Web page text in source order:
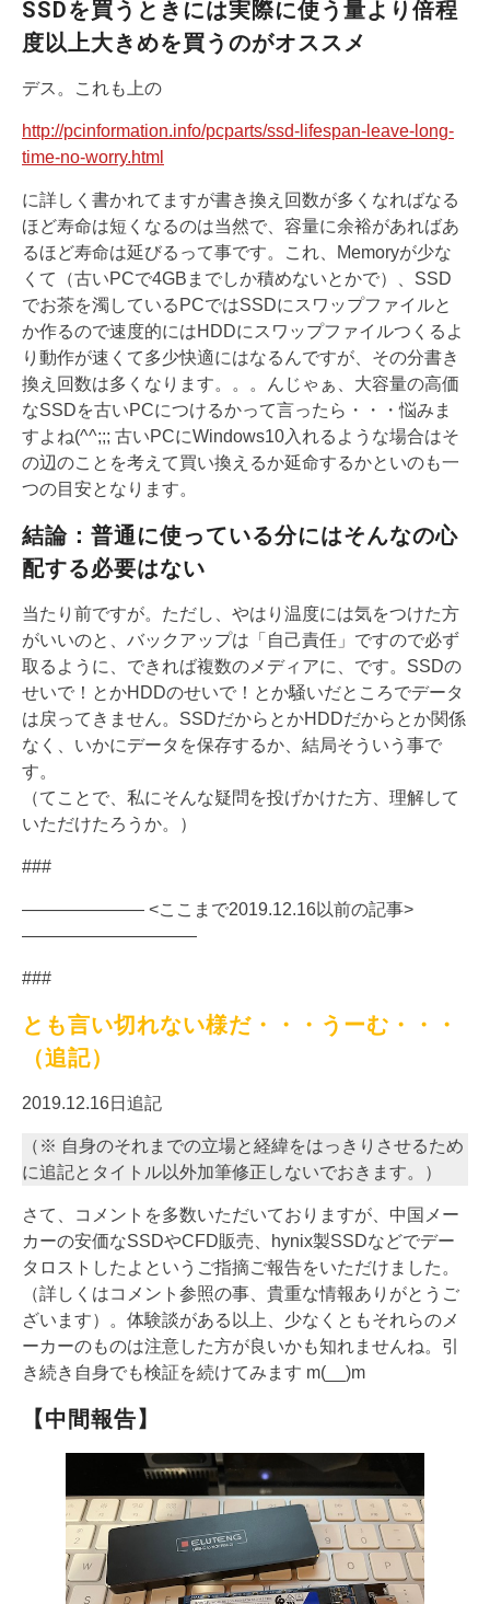
SSDを買うときには実際に使う量より倍程
度以上大きめを買うのがオススメ
デス。これも上の
http://pcinformation.info/pcparts/ssd-lifespan-leave-long-
time-no-worry.html
に詳しく書かれてますが書き換え回数が多くなればなる
ほど寿命は短くなるのは当然で、容量に余裕があればあ
るほど寿命は延びるって事です。これ、Memoryが少な
くて（古いPCで4GBまでしか積めないとかで）、SSD
でお茶を濁しているPCではSSDにスワップファイルと
か作るので速度的にはHDDにスワップファイルつくるよ
り動作が速くて多少快適にはなるんですが、その分書き
換え回数は多くなります。。。んじゃぁ、大容量の高価
なSSDを古いPCにつけるかって言ったら・・・悩みま
すよね(^^;;; 古いPCにWindows10入れるような場合はそ
の辺のことを考えて買い換えるか延命するかといのも一
つの目安となります。
結論：普通に使っている分にはそんなの心
配する必要はない
当たり前ですが。ただし、やはり温度には気をつけた方
がいいのと、バックアップは「自己責任」ですので必ず
取るように、できれば複数のメディアに、です。SSDの
せいで！とかHDDのせいで！とか騒いだところでデータ
は戻ってきません。SSDだからとかHDDだからとか関係
なく、いかにデータを保存するか、結局そういう事で
す。
（てことで、私にそんな疑問を投げかけた方、理解して
いただけたろうか。）
###
——————— <ここまで2019.12.16以前の記事>
——————————
###
とも言い切れない様だ・・・うーむ・・・
（追記）
2019.12.16日追記
（※ 自身のそれまでの立場と経緯をはっきりさせるため
に追記とタイトル以外加筆修正しないでおきます。）
さて、コメントを多数いただいておりますが、中国メー
カーの安価なSSDやCFD販売、hynix製SSDなどでデー
タロストしたよというご指摘ご報告をいただけました。
（詳しくはコメント参照の事、貴重な情報ありがとうご
ざいます）。体験談がある以上、少なくともそれらのメ
ーカーのものは注意した方が良いかも知れませんね。引
き続き自身でも検証を続けてみます m(__)m
【中間報告】